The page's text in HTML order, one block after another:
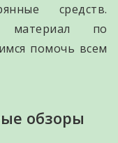
средств.
материал по
помочь всем
обзоры